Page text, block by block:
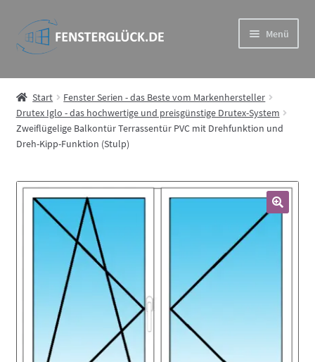
Zur
Navigation
Zum
Inhalt
Menü
Drutex Iglo – das hochwertige und preisgünstige Drutex-
System
Drutex MB – Eindrucksvoll und wiederstandsfähig im
Aluprof System
Drutex Softline – Holz Fenster in Spitzenqualität
Drutex Duoline – ideale Kombination aus Haltbarkeit und
Fensterbänke – passend zu jedem Fenster
Kontakt
Start
Fenster Serien - das Beste vom Markenhersteller
Drutex Iglo - das hochwertige und preisgünstige Drutex-System
Zweiflügelige Balkontür Terrassentür PVC mit Drehfunktion und
Dreh-Kipp-Funktion (Stulp)